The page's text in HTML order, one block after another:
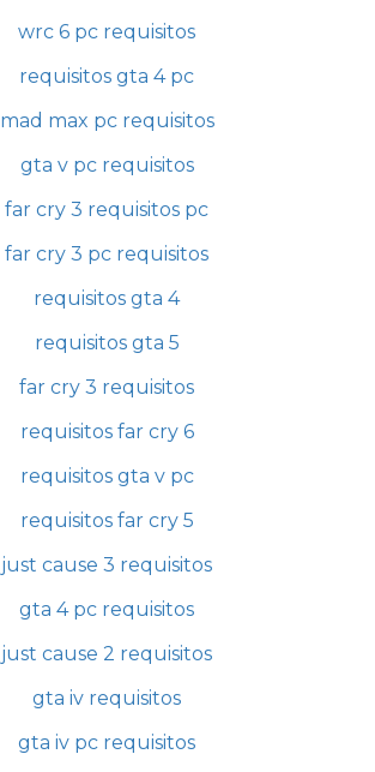
wrc 6 pc requisitos
requisitos gta 4 pc
mad max pc requisitos
gta v pc requisitos
far cry 3 requisitos pc
far cry 3 pc requisitos
requisitos gta 4
requisitos gta 5
far cry 3 requisitos
requisitos far cry 6
requisitos gta v pc
requisitos far cry 5
just cause 3 requisitos
gta 4 pc requisitos
just cause 2 requisitos
gta iv requisitos
gta iv pc requisitos